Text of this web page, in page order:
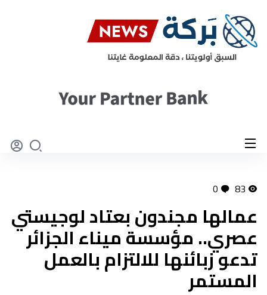
83
0
عمالها مجندون بعتاد لوجيستي
عصري.. مؤسسة ميناء الجزائر
تدعو زبائنها للالتزام بالعمل
المستمر